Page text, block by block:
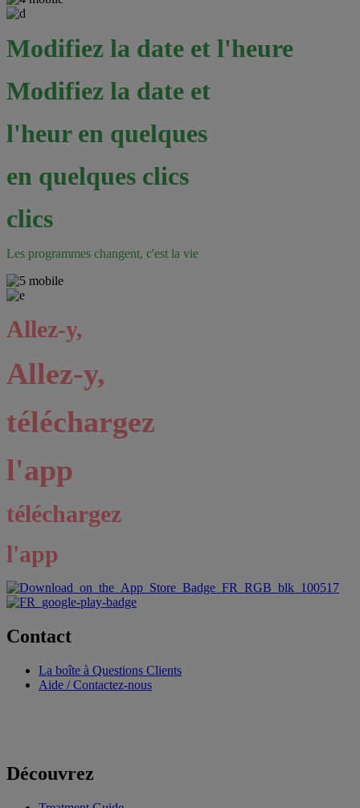
Modifiez la date et l'heure
Modifiez la date et
l'heur en quelques
en quelques clics
clics
Les programmes changent, c'est la vie
Allez-y,
Allez-y,
téléchargez
l'app
téléchargez
l'app
Contact
La boîte à Questions Clients
Aide / Contactez-nous
Découvrez